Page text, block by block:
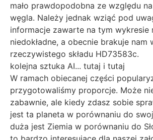
mało prawdopodobna ze względu
węgla. Należy jednak wziąć pod
informacje zawarte na tym wykresie
niedokładne, a obecnie brakuje nam
rzeczywistego składu HD73583c.
kolejna sztuka AI... tutaj i tutaj
W ramach obiecanej części
przygotowaliśmy proporcje. Może
zabawnie, ale kiedy zdasz sobie
jest ta planeta w porównaniu do
duża jest Ziemia w porównaniu do